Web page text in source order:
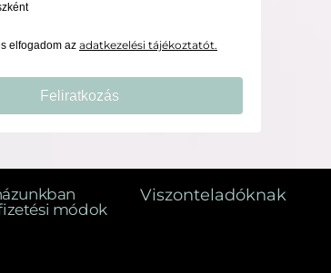
elfogadom az adatkezelési tájékoztatót.
Feliratkozás
módok
Viszonteladóknak